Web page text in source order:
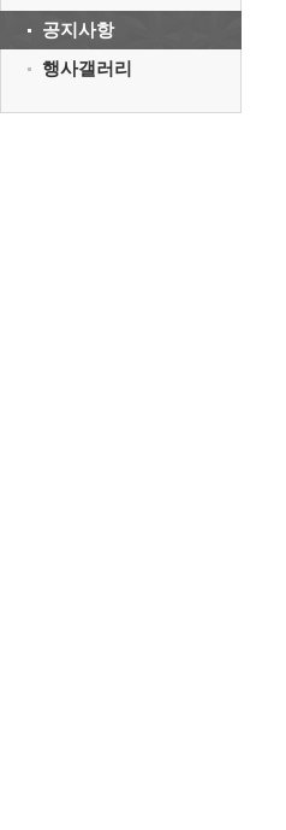
공지사항
행사갤러리